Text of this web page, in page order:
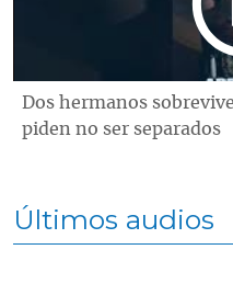
Dos hermanos
piden no ser separados
Últimos audios